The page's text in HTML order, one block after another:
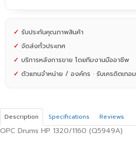
✓ รับประกันคุณภาพสินค้า
✓ จัดส่งทั่วประเทศ
✓ บริการหลังการขาย โดยทีมงานมืออาชีพ
✓ ตัวแทนจำหน่าย / องค์กร · รับเครดิตเทอม
Description Specifications Reviews
OPC Drums HP 1320/1160 (Q5949A)